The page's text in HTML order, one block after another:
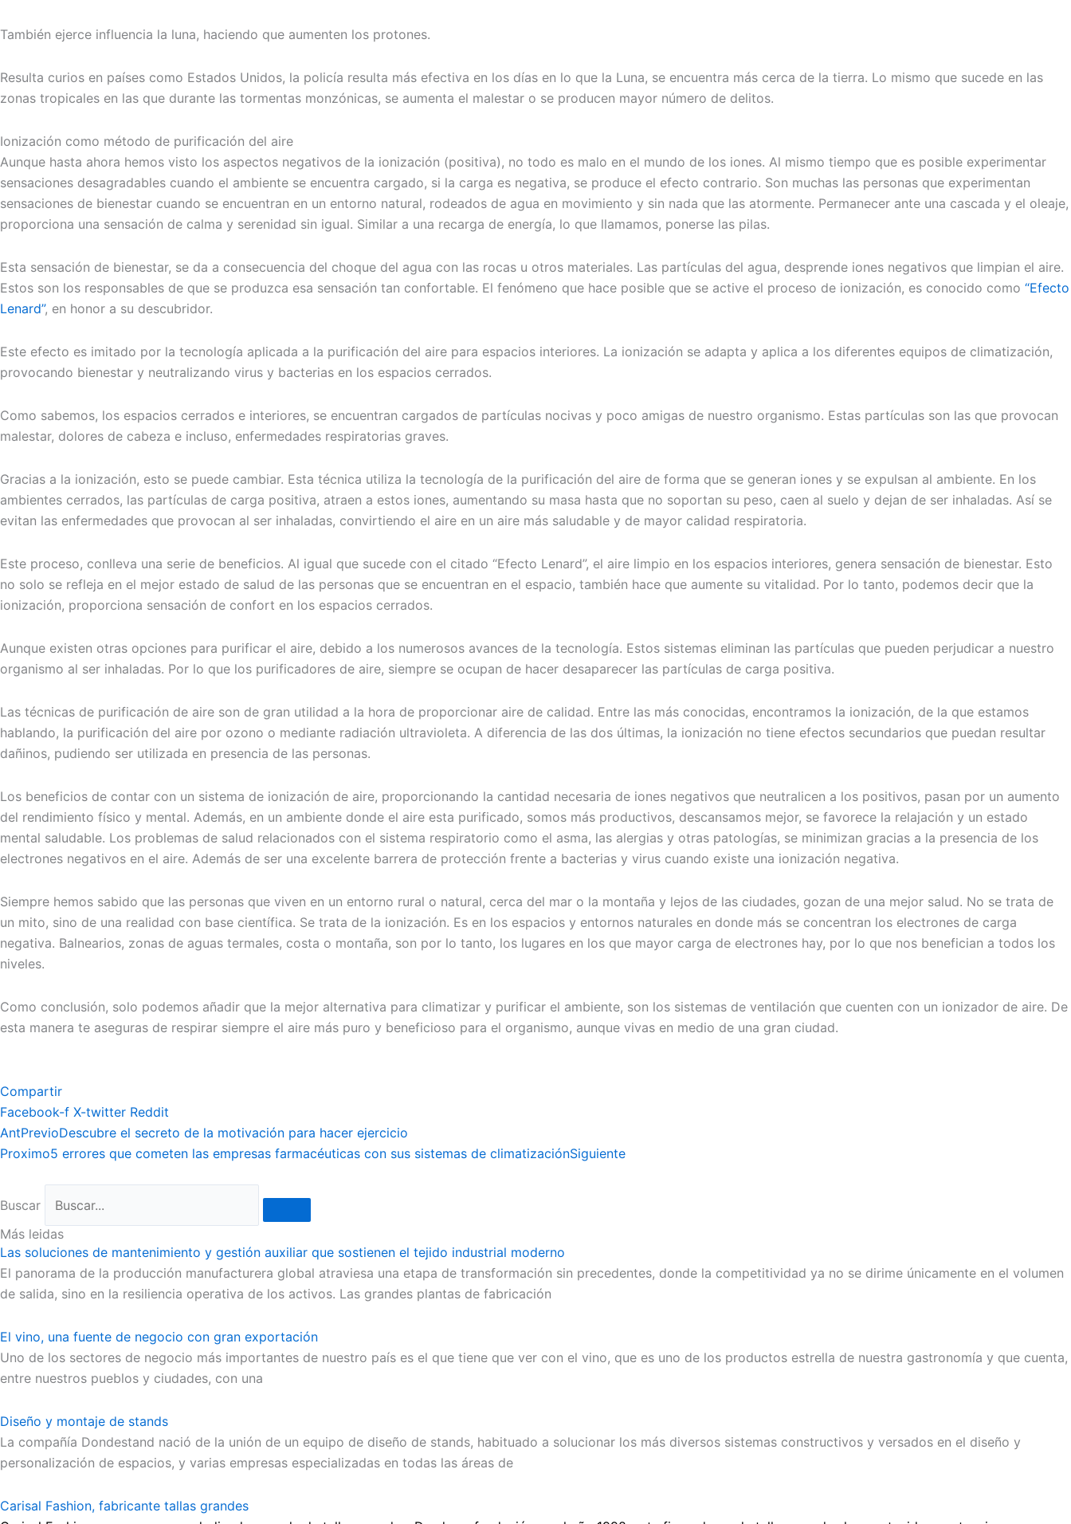
También ejerce influencia la luna, haciendo que aumenten los protones.
Resulta curios en países como Estados Unidos, la policía resulta más efectiva en los días en lo que la Luna, se encuentra más cerca de la tierra. Lo mismo que sucede en las
zonas tropicales en las que durante las tormentas monzónicas, se aumenta el malestar o se producen mayor número de delitos.
Ionización como método de purificación del aire
Aunque hasta ahora hemos visto los aspectos negativos de la ionización (positiva), no todo es malo en el mundo de los iones. Al mismo tiempo que es posible experimentar
sensaciones desagradables cuando el ambiente se encuentra cargado, si la carga es negativa, se produce el efecto contrario. Son muchas las personas que experimentan
sensaciones de bienestar cuando se encuentran en un entorno natural, rodeados de agua en movimiento y sin nada que las atormente. Permanecer ante una cascada y el oleaje,
proporciona una sensación de calma y serenidad sin igual. Similar a una recarga de energía, lo que llamamos, ponerse las pilas.
Esta sensación de bienestar, se da a consecuencia del choque del agua con las rocas u otros materiales. Las partículas del agua, desprende iones negativos que limpian el aire.
Estos son los responsables de que se produzca esa sensación tan confortable. El fenómeno que hace posible que se active el proceso de ionización, es conocido como “Efecto
Lenard”, en honor a su descubridor.
Este efecto es imitado por la tecnología aplicada a la purificación del aire para espacios interiores. La ionización se adapta y aplica a los diferentes equipos de climatización,
provocando bienestar y neutralizando virus y bacterias en los espacios cerrados.
Como sabemos, los espacios cerrados e interiores, se encuentran cargados de partículas nocivas y poco amigas de nuestro organismo. Estas partículas son las que provocan
malestar, dolores de cabeza e incluso, enfermedades respiratorias graves.
Gracias a la ionización, esto se puede cambiar. Esta técnica utiliza la tecnología de la purificación del aire de forma que se generan iones y se expulsan al ambiente. En los
ambientes cerrados, las partículas de carga positiva, atraen a estos iones, aumentando su masa hasta que no soportan su peso, caen al suelo y dejan de ser inhaladas. Así se
evitan las enfermedades que provocan al ser inhaladas, convirtiendo el aire en un aire más saludable y de mayor calidad respiratoria.
Este proceso, conlleva una serie de beneficios. Al igual que sucede con el citado “Efecto Lenard”, el aire limpio en los espacios interiores, genera sensación de bienestar. Esto
no solo se refleja en el mejor estado de salud de las personas que se encuentran en el espacio, también hace que aumente su vitalidad. Por lo tanto, podemos decir que la
ionización, proporciona sensación de confort en los espacios cerrados.
Aunque existen otras opciones para purificar el aire, debido a los numerosos avances de la tecnología. Estos sistemas eliminan las partículas que pueden perjudicar a nuestro
organismo al ser inhaladas. Por lo que los purificadores de aire, siempre se ocupan de hacer desaparecer las partículas de carga positiva.
Las técnicas de purificación de aire son de gran utilidad a la hora de proporcionar aire de calidad. Entre las más conocidas, encontramos la ionización, de la que estamos
hablando, la purificación del aire por ozono o mediante radiación ultravioleta. A diferencia de las dos últimas, la ionización no tiene efectos secundarios que puedan resultar
dañinos, pudiendo ser utilizada en presencia de las personas.
Los beneficios de contar con un sistema de ionización de aire, proporcionando la cantidad necesaria de iones negativos que neutralicen a los positivos, pasan por un aumento
del rendimiento físico y mental. Además, en un ambiente donde el aire esta purificado, somos más productivos, descansamos mejor, se favorece la relajación y un estado
mental saludable. Los problemas de salud relacionados con el sistema respiratorio como el asma, las alergias y otras patologías, se minimizan gracias a la presencia de los
electrones negativos en el aire. Además de ser una excelente barrera de protección frente a bacterias y virus cuando existe una ionización negativa.
Siempre hemos sabido que las personas que viven en un entorno rural o natural, cerca del mar o la montaña y lejos de las ciudades, gozan de una mejor salud. No se trata de
un mito, sino de una realidad con base científica. Se trata de la ionización. Es en los espacios y entornos naturales en donde más se concentran los electrones de carga
negativa. Balnearios, zonas de aguas termales, costa o montaña, son por lo tanto, los lugares en los que mayor carga de electrones hay, por lo que nos benefician a todos los
niveles.
Como conclusión, solo podemos añadir que la mejor alternativa para climatizar y purificar el ambiente, son los sistemas de ventilación que cuenten con un ionizador de aire. De
esta manera te aseguras de respirar siempre el aire más puro y beneficioso para el organismo, aunque vivas en medio de una gran ciudad.
Compartir
Facebook-f X-twitter Reddit
AntPrevioDescubre el secreto de la motivación para hacer ejercicio
Proximo5 errores que cometen las empresas farmacéuticas con sus sistemas de climatizaciónSiguiente
Buscar
Más leidas
Las soluciones de mantenimiento y gestión auxiliar que sostienen el tejido industrial moderno
El panorama de la producción manufacturera global atraviesa una etapa de transformación sin precedentes, donde la competitividad ya no se dirime únicamente en el volumen
de salida, sino en la resiliencia operativa de los activos. Las grandes plantas de fabricación
El vino, una fuente de negocio con gran exportación
Uno de los sectores de negocio más importantes de nuestro país es el que tiene que ver con el vino, que es uno de los productos estrella de nuestra gastronomía y que cuenta,
entre nuestros pueblos y ciudades, con una
Diseño y montaje de stands
La compañía Dondestand nació de la unión de un equipo de diseño de stands, habituado a solucionar los más diversos sistemas constructivos y versados en el diseño y
personalización de espacios, y varias empresas especializadas en todas las áreas de
Carisal Fashion, fabricante tallas grandes